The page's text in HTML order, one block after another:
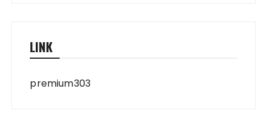
LINK
premium303